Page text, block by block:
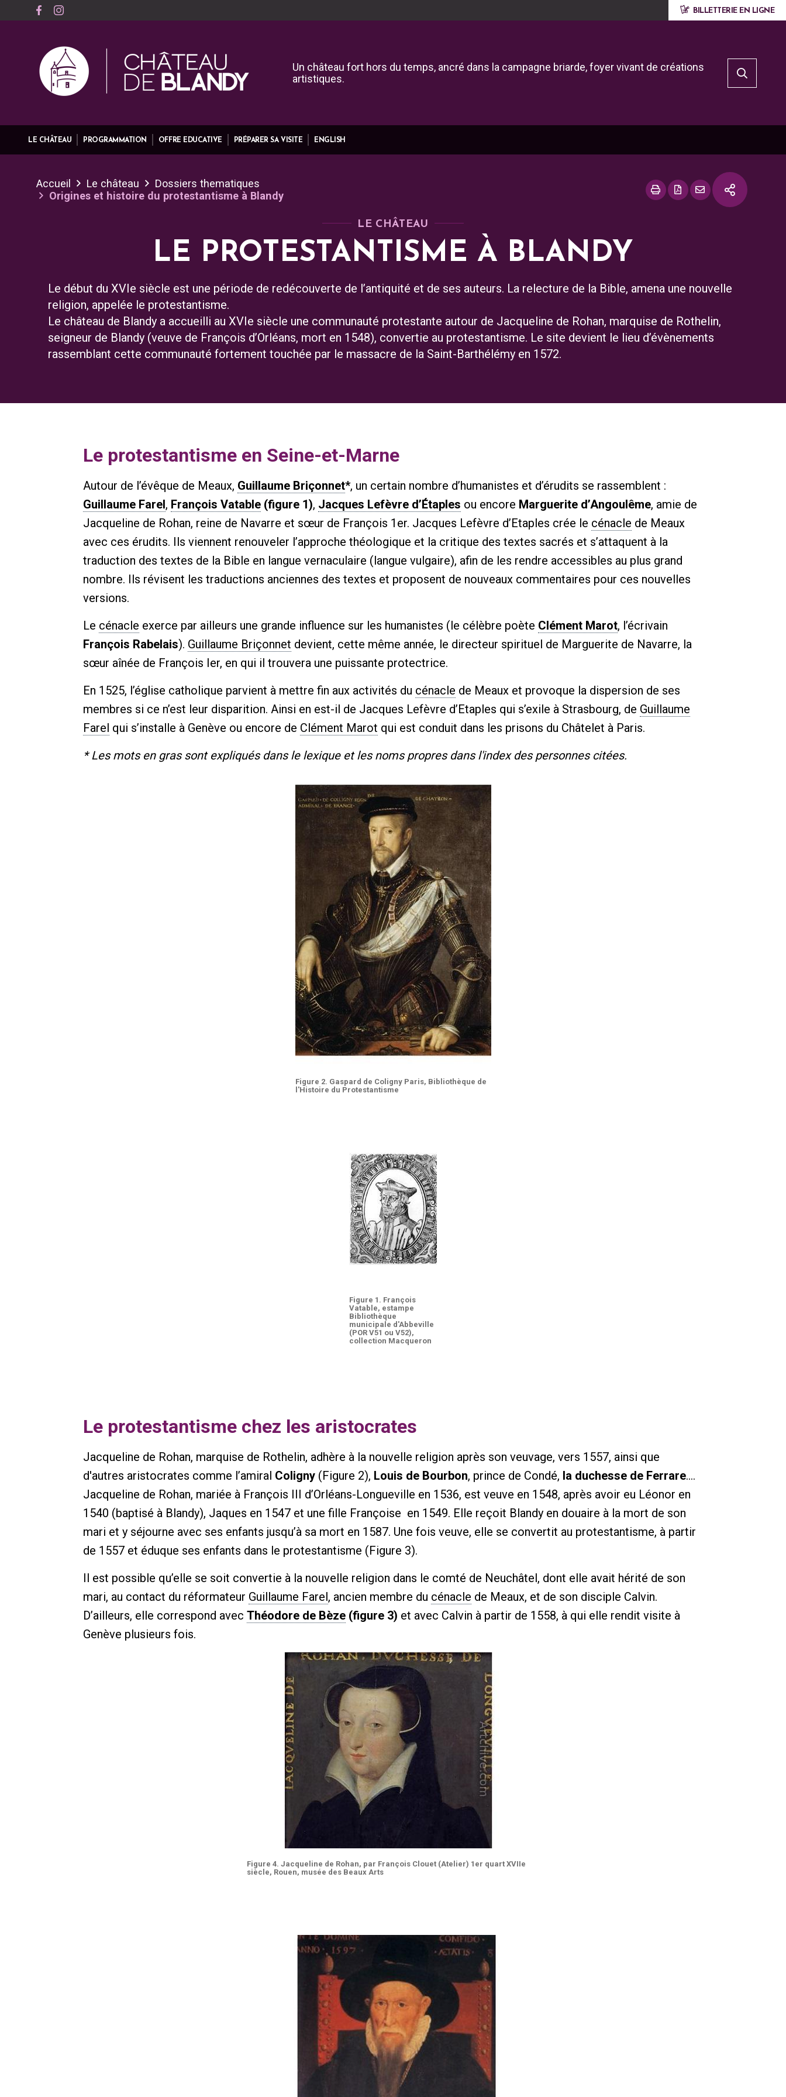
BILLETTERIE EN LIGNE
LE CHÂTEAU PROGRAMMATION OFFRE EDUCATIVE PRÉPARER SA VISITE ENGLISH
Un château fort hors du temps, ancré dans la campagne briarde, foyer vivant de créations
artistiques.
Accueil Le château
Dossiers thematiques
Origines et histoire du protestantisme à Blandy
LE CHÂTEAU
LE PROTESTANTISME À BLANDY
Le début du XVIe siècle est une période de redécouverte de l’antiquité et de ses auteurs. La relecture de la Bible, amena une nouvelle
religion, appelée le protestantisme.
Le château de Blandy a accueilli au XVIe siècle une communauté protestante autour de Jacqueline de Rohan, marquise de Rothelin,
seigneur de Blandy (veuve de François d’Orléans, mort en 1548), convertie au protestantisme. Le site devient le lieu d’évènements
rassemblant cette communauté fortement touchée par le massacre de la Saint-Barthélémy en 1572.
Le protestantisme en Seine-et-Marne
Autour de l’évêque de Meaux, Guillaume Briçonnet*, un certain nombre d’humanistes et d’érudits se rassemblent :
Guillaume Farel, François Vatable (figure 1), Jacques Lefèvre d’Étaples ou encore Marguerite d’Angoulême, amie de
Jacqueline de Rohan, reine de Navarre et sœur de François 1er. Jacques Lefèvre d’Etaples crée le cénacle de Meaux
avec ces érudits. Ils viennent renouveler l’approche théologique et la critique des textes sacrés et s’attaquent à la
traduction des textes de la Bible en langue vernaculaire (langue vulgaire), afin de les rendre accessibles au plus grand
nombre. Ils révisent les traductions anciennes des textes et proposent de nouveaux commentaires pour ces nouvelles
versions.
Le cénacle exerce par ailleurs une grande influence sur les humanistes (le célèbre poète Clément Marot, l’écrivain
François Rabelais). Guillaume Briçonnet devient, cette même année, le directeur spirituel de Marguerite de Navarre, la
sœur aînée de François Ier, en qui il trouvera une puissante protectrice.
En 1525, l’église catholique parvient à mettre fin aux activités du cénacle de Meaux et provoque la dispersion de ses
membres si ce n’est leur disparition. Ainsi en est-il de Jacques Lefèvre d’Etaples qui s’exile à Strasbourg, de Guillaume
Farel qui s’installe à Genève ou encore de Clément Marot qui est conduit dans les prisons du Châtelet à Paris.
* Les mots en gras sont expliqués dans le lexique et les noms propres dans l'index des personnes citées.
Figure 2. Gaspard de Coligny Paris, Bibliothèque de
l'Histoire du Protestantisme
Figure 1. François
Vatable, estampe
Bibliothèque
municipale d'Abbeville
(POR V51 ou V52),
collection Macqueron
Le protestantisme chez les aristocrates
Jacqueline de Rohan, marquise de Rothelin, adhère à la nouvelle religion après son veuvage, vers 1557, ainsi que
d'autres aristocrates comme l’amiral Coligny (Figure 2), Louis de Bourbon, prince de Condé, la duchesse de Ferrare....
Jacqueline de Rohan, mariée à François III d’Orléans-Longueville en 1536, est veuve en 1548, après avoir eu Léonor en
1540 (baptisé à Blandy), Jaques en 1547 et une fille Françoise en 1549. Elle reçoit Blandy en douaire à la mort de son
mari et y séjourne avec ses enfants jusqu’à sa mort en 1587. Une fois veuve, elle se convertit au protestantisme, à partir
de 1557 et éduque ses enfants dans le protestantisme (Figure 3).
Il est possible qu’elle se soit convertie à la nouvelle religion dans le comté de Neuchâtel, dont elle avait hérité de son
mari, au contact du réformateur Guillaume Farel, ancien membre du cénacle de Meaux, et de son disciple Calvin.
D’ailleurs, elle correspond avec Théodore de Bèze (figure 3) et avec Calvin à partir de 1558, à qui elle rendit visite à
Genève plusieurs fois.
Figure 4. Jacqueline de Rohan, par François Clouet (Atelier) 1er quart XVIIe
siècle, Rouen, musée des Beaux Arts